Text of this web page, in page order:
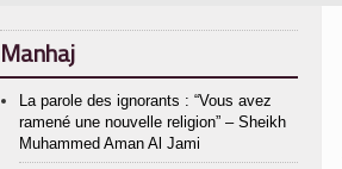
Manhaj
La parole des ignorants : “Vous avez
ramené une nouvelle religion” – Sheikh
Muhammed Aman Al Jami